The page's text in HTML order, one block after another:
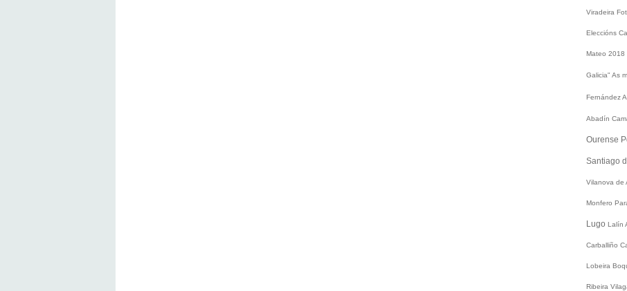
Viradeira
Eleccións
Mateo 2018
Galicia" As
Fernández
Abadín
Ourense
Santiago
Vilanova de
Monfero
Lugo Lalín
Carballiño
Lobeira
Ribeira